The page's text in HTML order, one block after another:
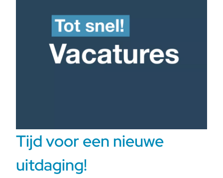
Tijd voor een nieuwe
uitdaging!